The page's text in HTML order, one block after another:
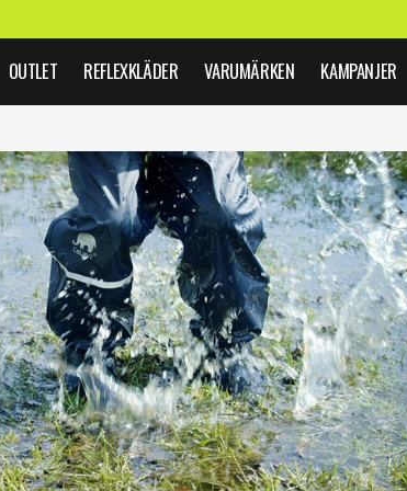
OUTLET REFLEXKLÄDER VARUMÄRKEN KAMPANJER